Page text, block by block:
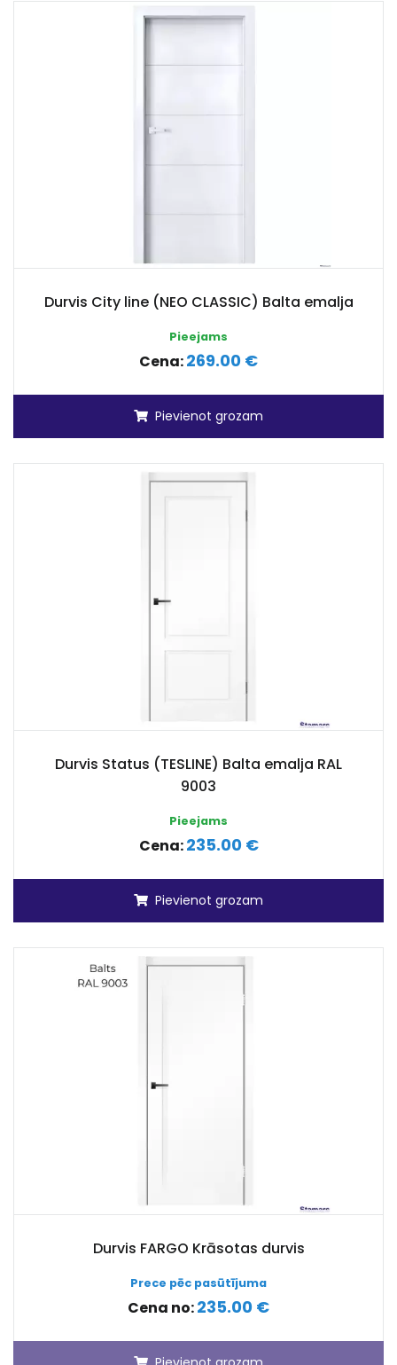
Durvis City line (NEO CLASSIC) Balta emalja
Pieejams
Cena:269.00 €
Pievienot grozam
Durvis Status (TESLINE) Balta emalja RAL
9003
Pieejams
Cena:235.00 €
Pievienot grozam
Durvis FARGO Krāsotas durvis
Prece pēc pasūtījuma
Cena no:235.00 €